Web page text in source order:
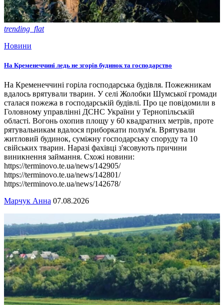
trending_flat
Новини
На Кременеччині ледь не згорів будинок та господарство
На Кременеччині горіла господарська будівля. Пожежникам
вдалось врятували тварин. У селі Жолобки Шумської громади
сталася пожежа в господарській будівлі. Про це повідомили в
Головному управлінні ДСНС України у Тернопільській
області. Вогонь охопив площу у 60 квадратних метрів, проте
рятувальникам вдалося приборкати полум'я. Врятували
житловий будинок, суміжну господарську споруду та 10
свійських тварин. Наразі фахівці з'ясовують причини
виникнення займання. Схожі новини:
https://terminovo.te.ua/news/142905/
https://terminovo.te.ua/news/142801/
https://terminovo.te.ua/news/142678/
Марчук Анна 07.08.2026